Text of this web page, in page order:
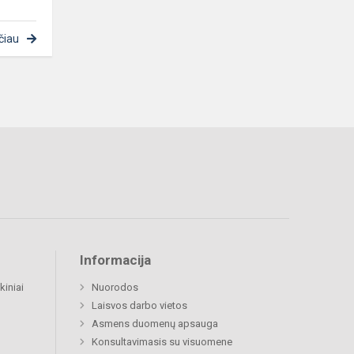
Informacija
Nuorodos
Laisvos darbo vietos
Asmens duomenų apsauga
Konsultavimasis su visuomene